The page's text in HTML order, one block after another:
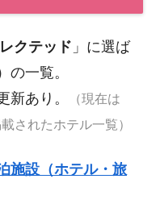
クテッド 」に選ば
の一覧。
新あり。
（現在は
されたホテル一覧）
施設（ホテル・旅